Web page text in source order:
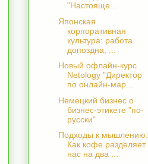
"Настояще...
Японская
корпоративная
культура: работа
допоздна, ...
Новый офлайн-курс
Netology "Директор
по онлайн-мар...
Немецкий бизнес о
бизнес-этикете "по-
русски"
Подходы к мышлению:
Как кофе разделяет
нас на два ...